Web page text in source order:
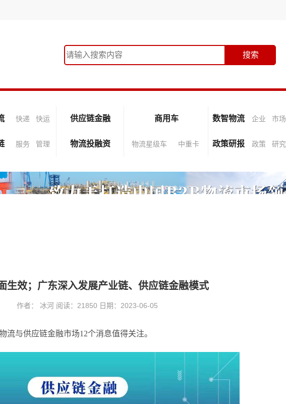
快递 快运 供应链金融 商用车 数智物流 企业 市场
服务 管理 物流投融资 物流星级车 中重卡 政策研报 政策 研究
生效；广东深入发展产业链、供应链金融模式
作者： 冰河 阅读：21850 日期：2023-06-05
流与供应链金融市场12个消息值得关注。